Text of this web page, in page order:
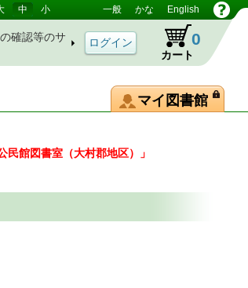
中 小 一般 かな English
確認等のサ
カート
0
マイ図書館
館図書室（大村郡地区）」